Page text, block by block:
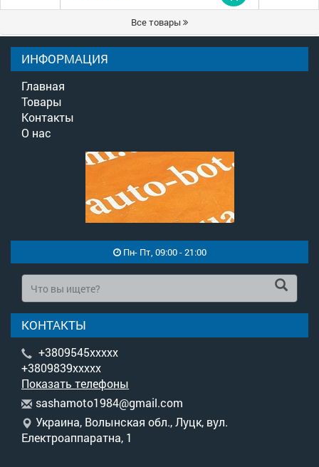
Купить
Все товары
ИНФОРМАЦИЯ
Главная
Товары
Контакты
О нас
Пн- Пт, 09:00 - 21:00
КОНТАКТЫ
+3809545xxxxx
+3809839xxxxx
Показать телефоны
sashamoto1984@gmail.com
Украина, Волынская обл., Луцк, вул.
Електроаппаратна, 1